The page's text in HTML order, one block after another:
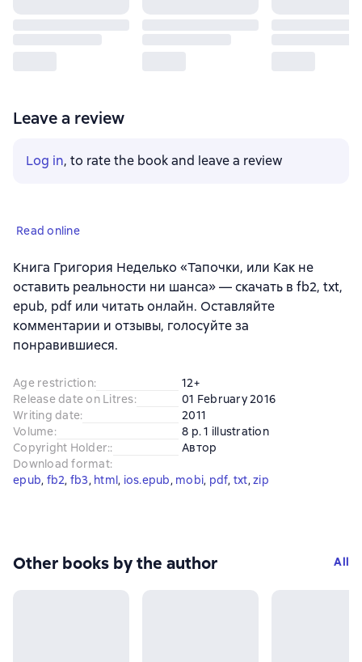
Leave a review
Log in, to rate the book and leave a review
Read online
Книга Григория Неделько «Тапочки, или Как не
оставить реальности ни шанса» — скачать в fb2, txt,
epub, pdf или читать онлайн. Оставляйте
комментарии и отзывы, голосуйте за
понравившиеся.
Age restriction:
12+
Release date on Litres:
01 February 2016
Writing date:
2011
Volume:
8 p. 1 illustration
Copyright Holder::
Автор
Download format:
epub, fb2, fb3, html, ios.epub, mobi, pdf, txt, zip
Other books by the author All